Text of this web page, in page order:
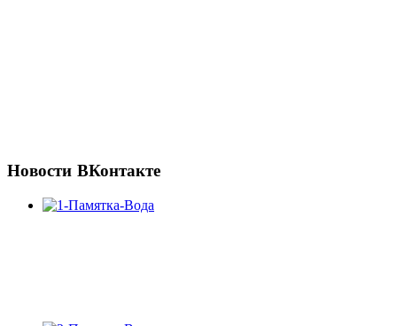
Новости ВКонтакте